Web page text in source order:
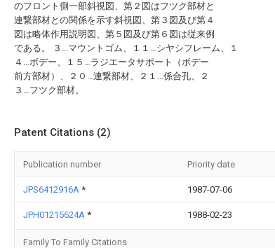
のフロント側一部斜視図、第２図はフツク部材と
連繋部材との関係を示す斜視図、第３図及び第４
図は略体作用説明図、第５図及び第６図は従来例
である。 ３…マウントゴム、１１…シヤシフレーム、１
４…ボデー、１５…ラジエータサポート（ボデー
前方部材）、２０…連繋部材、２１…係合孔、２
３…フツク部材。
Patent Citations (2)
Publication number Priority date
JPS6412916A * 1987-07-06
JPH01215624A * 1988-02-23
Family To Family Citations